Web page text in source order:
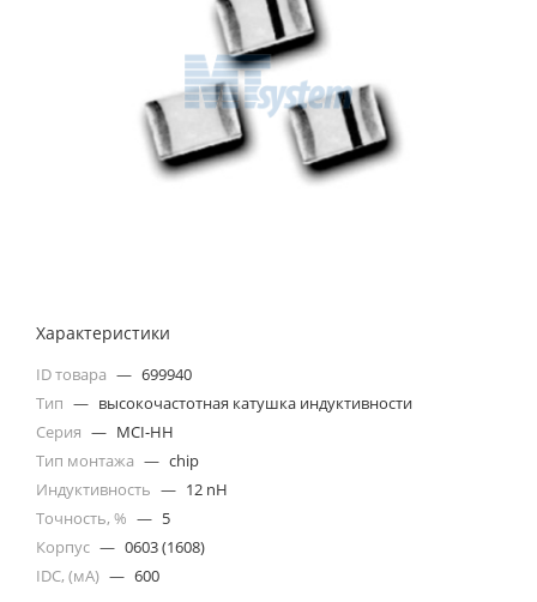
Характеристики
ID товара — 699940
Тип — высокочастотная катушка индуктивности
Серия — MCI-HH
Тип монтажа — chip
Индуктивность — 12 nH
Точность, % — 5
Корпус — 0603 (1608)
IDC, (мА) — 600